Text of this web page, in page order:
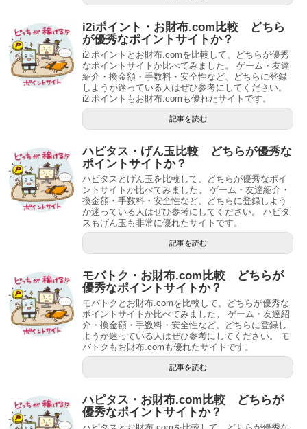
i2iポイント・お財布.com比較 どちら
が優秀なポイントサイトか？
i2iポイントとお財布.comを比較して、どちらが優秀
なポイントサイトか比べてみました。 ゲーム・友達
紹介・換金額・手数料・安全性など、どちらに登録
しようか迷っている人はぜひ参考にしてください。
i2iポイントもお財布.comも優れたサイトです。
記事を読む
ハピタス・げん玉比較 どちらが優秀な
ポイントサイトか？
ハピタスとげん玉を比較して、どちらが優秀なポイ
ントサイトか比べてみました。 ゲーム・友達紹介・
換金額・手数料・安全性など、どちらに登録しよう
か迷っている人はぜひ参考にしてください。 ハピタ
スもげん玉も非常に優れたサイトです。
記事を読む
モバトク・お財布.com比較 どちらが
優秀なポイントサイトか？
モバトクとお財布.comを比較して、どちらが優秀な
ポイントサイトか比べてみました。 ゲーム・友達紹
介・換金額・手数料・安全性など、どちらに登録し
ようか迷っている人はぜひ参考にしてください。 モ
バトクもお財布.comも優れたサイトです。
記事を読む
ハピタス・お財布.com比較 どちらが
優秀なポイントサイトか？